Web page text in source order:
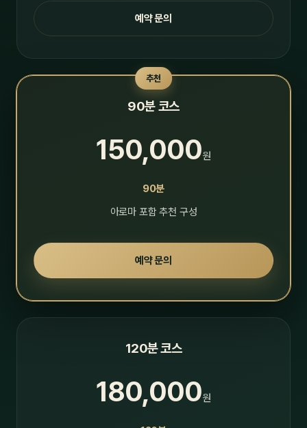
예약 문의
추천
90분 코스
150,000원
90분
아로마 포함 추천 구성
예약 문의
120분 코스
180,000원